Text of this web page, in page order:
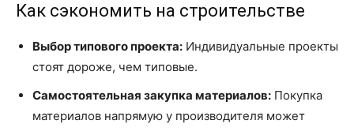
Как сэкономить на строительстве
Выбор типового проекта: Индивидуальные проекты
стоят дороже, чем типовые.
Самостоятельная закупка материалов: Покупка
материалов напрямую у производителя может